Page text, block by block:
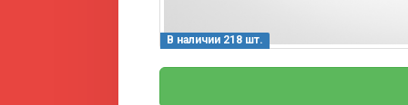
В наличии 218 шт.